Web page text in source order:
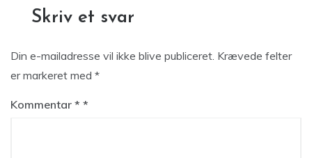
Skriv et svar
Din e-mailadresse vil ikke blive publiceret. Krævede felter
er markeret med *
Kommentar *